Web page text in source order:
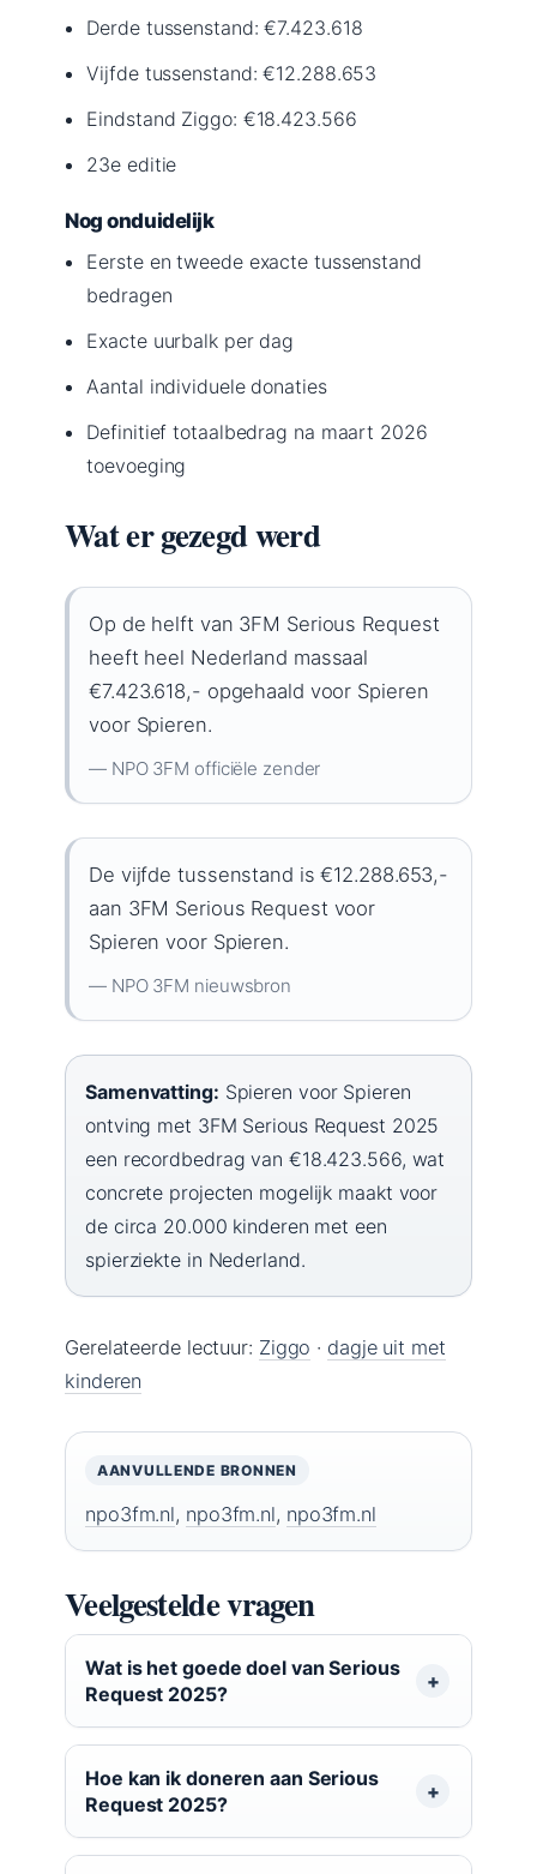
Derde tussenstand: €7.423.618
Vijfde tussenstand: €12.288.653
Eindstand Ziggo: €18.423.566
23e editie
Nog onduidelijk
Eerste en tweede exacte tussenstand
bedragen
Exacte uurbalk per dag
Aantal individuele donaties
Definitief totaalbedrag na maart 2026
toevoeging
Wat er gezegd werd
Op de helft van 3FM Serious Request
heeft heel Nederland massaal
€7.423.618,- opgehaald voor Spieren
voor Spieren.
— NPO 3FM officiële zender
De vijfde tussenstand is €12.288.653,-
aan 3FM Serious Request voor
Spieren voor Spieren.
— NPO 3FM nieuwsbron
Samenvatting: Spieren voor Spieren
ontving met 3FM Serious Request 2025
een recordbedrag van €18.423.566, wat
concrete projecten mogelijk maakt voor
de circa 20.000 kinderen met een
spierziekte in Nederland.
Gerelateerde lectuur: Ziggo · dagje uit met
kinderen
AANVULLENDE BRONNEN
npo3fm.nl, npo3fm.nl, npo3fm.nl
Veelgestelde vragen
Wat is het goede doel van Serious
Request 2025?
Hoe kan ik doneren aan Serious
Request 2025?